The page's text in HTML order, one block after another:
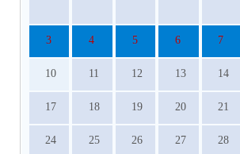
3 4 5 6 7
10 11 12 13 14
17 18 19 20 21
24 25 26 27 28